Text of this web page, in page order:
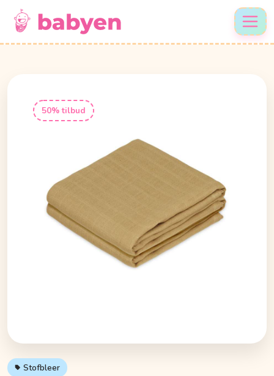
50% tilbud
Stofbleer